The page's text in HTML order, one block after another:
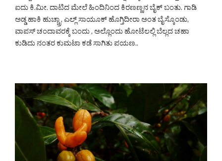
ಐದು ಕಿ.ಮೀ. ದಾಟಿದ ಮೇಲೆ ಹಿಂದಿನಿಂದ ಕಿರಣಣ್ಣನ ಬೈಕ್ ಬಂತು. ಗಾಡಿ
ಅಡ್ಡ ಹಾಕಿ ಹುಚ್ಚ್ರಾ, ಎಲ್ಲ್ ಸಾಯೂಕ್ ಹೊಗ್ತಿದೀರಾ ಅಂತ ಬೈಸ್ಕೊಂಡು,
ವಾಪಸ್ ಚಂದಾವರಕ್ಕೆ ಬಂದು , ಅಲ್ಲೊಂದು ಹೋಟೆಲಲ್ಲಿ ಬೆಲ್ಲದ ಚಹಾ
ಕುಡಿದು ನಂತರ ಕುಮಟಾ ಕಡೆ ಸಾಗಿತು ಪಯಣ..